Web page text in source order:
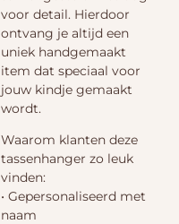
voor detail. Hierdoor
ontvang je altijd een
uniek handgemaakt
item dat speciaal voor
jouw kindje gemaakt
wordt.
Waarom klanten deze
tassenhanger zo leuk
vinden:
• Gepersonaliseerd met
naam